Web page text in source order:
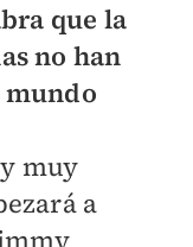
que la
no han
mundo
y muy
a